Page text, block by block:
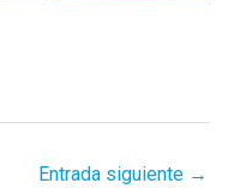
Entrada siguiente →